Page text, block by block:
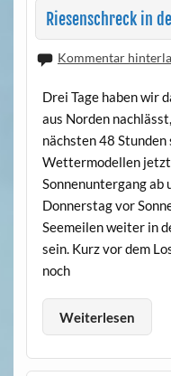
Riesenschreck in
Kommentar
Drei Tage haben wir
aus Norden
nächsten 48
Wettermodellen jetzt
Sonnenuntergang ab
Donnerstag vor
Seemeilen weiter in
sein. Kurz vor dem
noch
Weiterlesen